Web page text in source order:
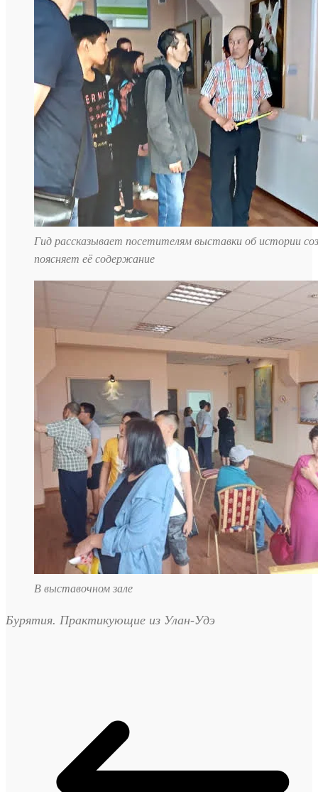
Гид рассказывает посетителям выставки об истории
поясняет её содержание
В выставочном зале
Бурятия. Практикующие из Улан-Удэ